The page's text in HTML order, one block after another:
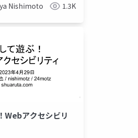
Nishimoto 1.3K
Webアクセシビリ